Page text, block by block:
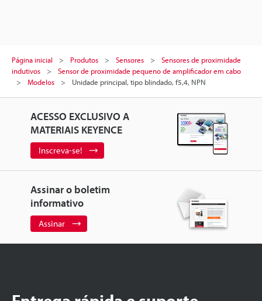
Página inicial Produtos Sensores
Sensores de proximidade
indutivos
Sensor de proximidade pequeno de amplificador em cabo
Modelos
Unidade principal, tipo blindado, f5,4, NPN
ACESSO EXCLUSIVO A
MATERIAIS KEYENCE
Inscreva-se!
Assinar o boletim
informativo
Assinar